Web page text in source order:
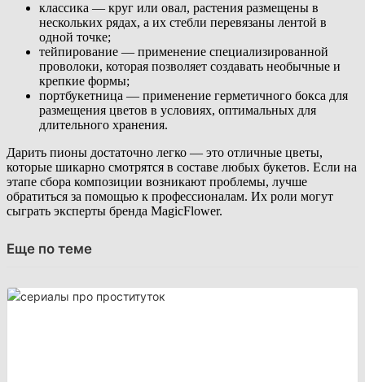
классика — круг или овал, растения размещены в
нескольких рядах, а их стебли перевязаны лентой в
одной точке;
тейпирование — применение специализированной
проволоки, которая позволяет создавать необычные и
крепкие формы;
портбукетница — применение герметичного бокса для
размещения цветов в условиях, оптимальных для
длительного хранения.
Дарить пионы достаточно легко — это отличные цветы,
которые шикарно смотрятся в составе любых букетов. Если на
этапе сбора композиции возникают проблемы, лучше
обратиться за помощью к профессионалам. Их роли могут
сыграть эксперты бренда MagicFlower.
Еще по теме